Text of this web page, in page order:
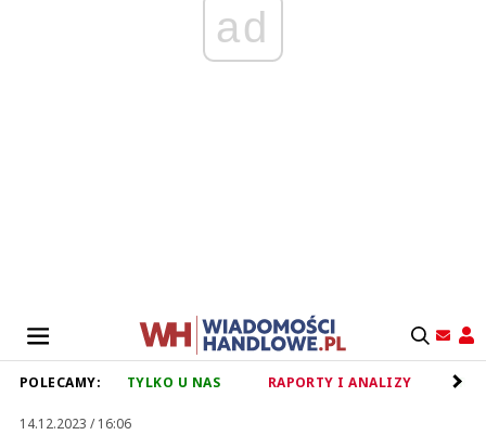
ad
POLECAMY: TYLKO U NAS RAPORTY I ANALIZY
14.12.2023 / 16:06